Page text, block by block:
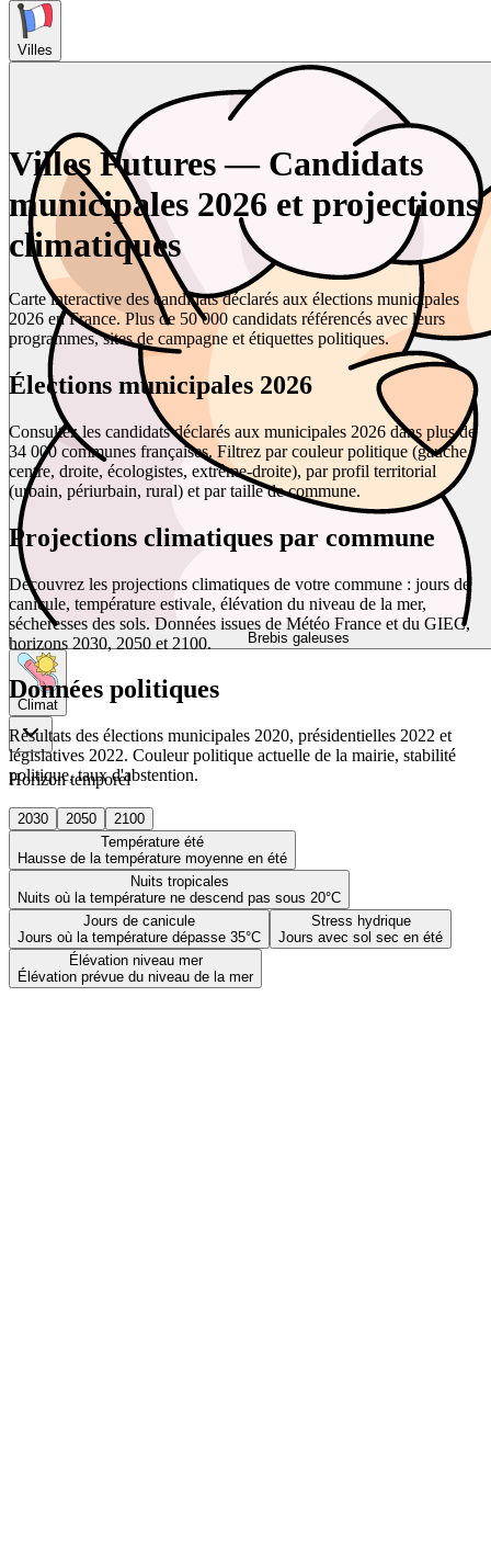
Villes
Brebis galeuses
Climat
Horizon temporel
2030 2050
2100
Température été
Hausse de la température moyenne en été
Nuits tropicales
Nuits où la température ne descend pas sous 20°C
Jours de canicule
Jours où la température dépasse 35°C
Stress hydrique
Jours avec sol sec en été
Élévation niveau mer
Élévation prévue du niveau de la mer
Villes Futures — Candidats
municipales 2026 et projections
climatiques
Carte interactive des candidats déclarés aux élections municipales
2026 en France. Plus de 50 000 candidats référencés avec leurs
programmes, sites de campagne et étiquettes politiques.
Élections municipales 2026
Consultez les candidats déclarés aux municipales 2026 dans plus de
34 000 communes françaises. Filtrez par couleur politique (gauche,
centre, droite, écologistes, extrême-droite), par profil territorial
(urbain, périurbain, rural) et par taille de commune.
Projections climatiques par commune
Découvrez les projections climatiques de votre commune : jours de
canicule, température estivale, élévation du niveau de la mer,
sécheresses des sols. Données issues de Météo France et du GIEC,
horizons 2030, 2050 et 2100.
Données politiques
Résultats des élections municipales 2020, présidentielles 2022 et
législatives 2022. Couleur politique actuelle de la mairie, stabilité
politique, taux d'abstention.